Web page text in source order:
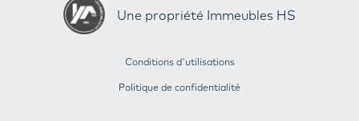
Une propriété Immeubles HS
Conditions d'utilisations
Politique de confidentialité